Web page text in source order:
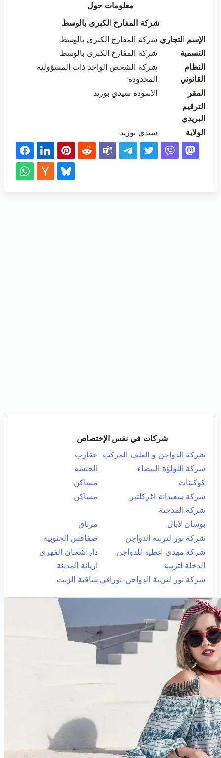
معلومات حول
شركة المفارخ الكبرى بالوسط
الإسم التجاري شركة المفارخ الكبرى بالوسط
التسمية
شركة المفارخ الكبرى بالوسط
النظام
القانوني
شركة الشخص الواحد ذات المسؤولية
المحدودة
المقر
الاسودة سيدي بوزيد
الترقيم
البريدي
الولاية
سيدي بوزيد
شركات في نفس الإختصاص
شركة الدواجن و العلف المركب
عقارب
شركة اللؤلؤة البيضاء
الحنشة
كوكينات
مساكن
شركة سعيدانة اغركلتير
مساكن
شركة المدجنة
بوسان لابال
مرناق
شركة نور لتربية الدواجن
صفاقس الجنوبية
شركة مهدي عطية للدواجن
دار شعبان الفهري
الدخلة لتربية
اريانة المدينة
شركة نور لتربية الدواجن-نورافي ساقية الزيت